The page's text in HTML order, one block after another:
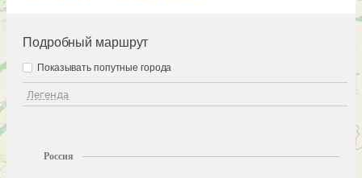
Подробный маршрут
Легенда
Показывать попутные города
Россия